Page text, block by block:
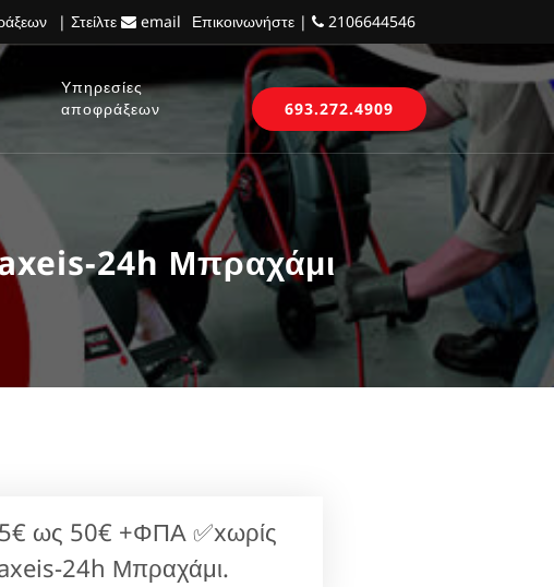
| Στείλτε email Επικοινωνήστε | 2106644546
Υπηρεσίες
αποφράξεων
693.272.4909
24h Μπραχάμι
ως 50€ +ΦΠΑ ✅xωρίς
24h Μπραχάμι.